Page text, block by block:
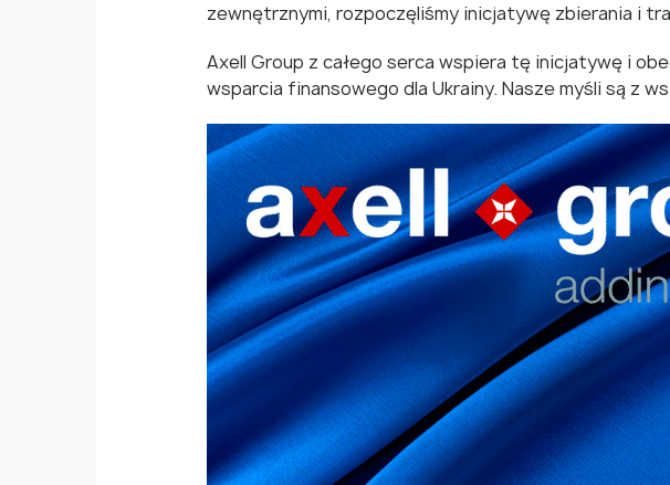
zewnętrznymi, rozpoczęliśmy inicjatywę zbierania i
Axell Group z całego serca wspiera tę inicjatywę i
wsparcia finansowego dla Ukrainy. Nasze myśli są z